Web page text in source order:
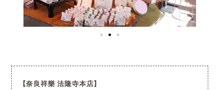
奈良祥樂 法隆寺本店